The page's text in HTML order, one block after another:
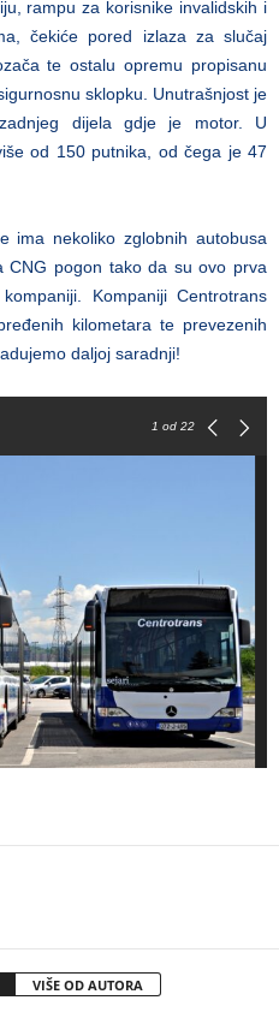
rampu za korisnike invalidskih i
čekiće pored izlaza za slučaj
te ostalu opremu propisanu
sklopku. Unutrašnjost je
dijela gdje je motor. U
od 150 putnika, od čega je 47
ima nekoliko zglobnih autobusa
CNG pogon tako da su ovo prva
Kompaniji Centrotrans
kilometara te prevezenih
daljoj saradnji!
1 od 22
VIŠE OD AUTORA